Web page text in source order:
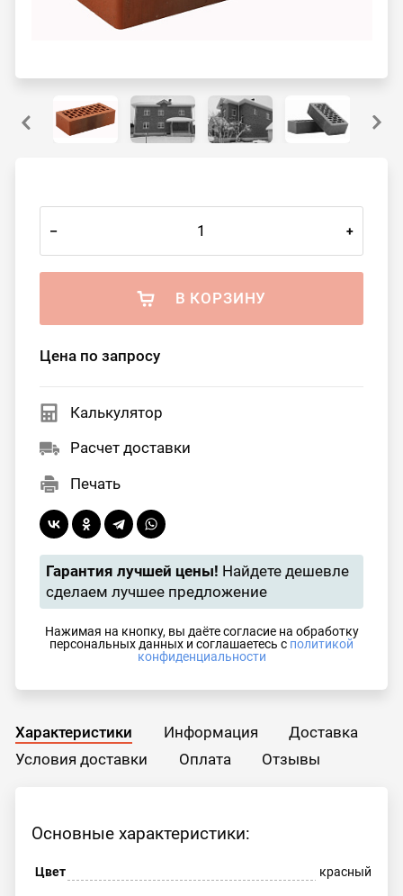
– +
В КОРЗИНУ
Цена по запросу
Калькулятор
Расчет доставки
Печать
Гарантия лучшей цены! Найдете дешевле
сделаем лучшее предложение
Нажимая на кнопку, вы даёте согласие на обработку
персональных данных и соглашаетесь с политикой
конфиденциальности
Характеристики Информация
Доставка
Условия доставки
Оплата Отзывы
Основные характеристики:
Цвет
красный